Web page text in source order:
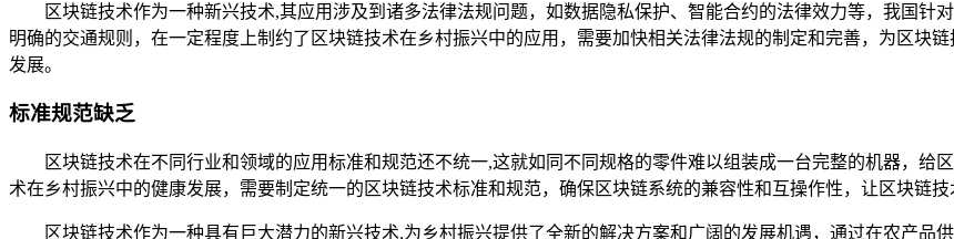
区块链技术作为一种新兴技术,其应用涉及到诸多法律法规问题，如数据隐私保护、智能合约的法律效力等，我国针
明确的交通规则，在一定程度上制约了区块链技术在乡村振兴中的应用，需要加快相关法律法规的制定和完善，为区块
发展。
标准规范缺乏
区块链技术在不同行业和领域的应用标准和规范还不统一,这就如同不同规格的零件难以组装成一台完整的机器，给
术在乡村振兴中的健康发展，需要制定统一的区块链技术标准和规范，确保区块链系统的兼容性和互操作性，让区块链
区块链技术作为一种具有巨大潜力的新兴技术,为乡村振兴提供了全新的解决方案和广阔的发展机遇，通过在农产品